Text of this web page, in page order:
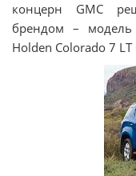
концерн GMC
брендом – модель
Holden Colorado 7